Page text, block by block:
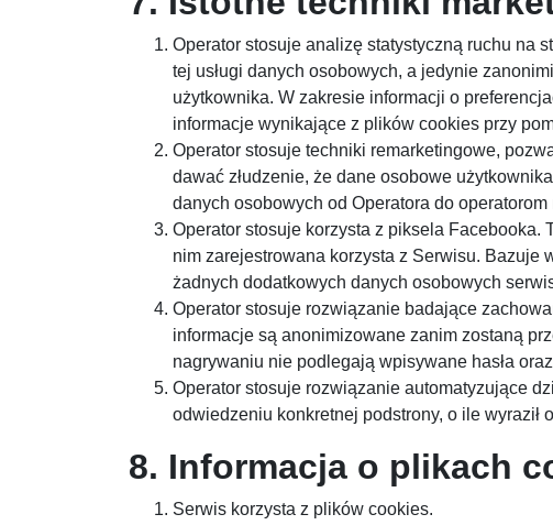
Operator stosuje analizę statystyczną ruchu na
tej usługi danych osobowych, a jedynie
użytkownika. W zakresie informacji o
informacje wynikające z plików cookies przy
Operator stosuje techniki remarketingowe,
dawać złudzenie, że dane osobowe
danych osobowych od Operatora do
Operator stosuje korzysta z piksela
nim zarejestrowana korzysta z Serwisu. Bazuje
żadnych dodatkowych danych osobowych
Operator stosuje rozwiązanie badające
informacje są anonimizowane zanim zostaną
nagrywaniu nie podlegają wpisywane hasła
Operator stosuje rozwiązanie automatyzujące
odwiedzeniu konkretnej podstrony, o ile
8. Informacja o plikach
Serwis korzysta z plików cookies.